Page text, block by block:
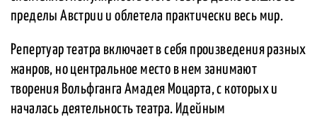
пределы Австрии и облетела практически весь мир.
Репертуар театра включает в себя произведения разных
жанров, но центральное место в нем занимают
творения Вольфганга Амадея Моцарта, с которых и
началась деятельность театра. Идейным